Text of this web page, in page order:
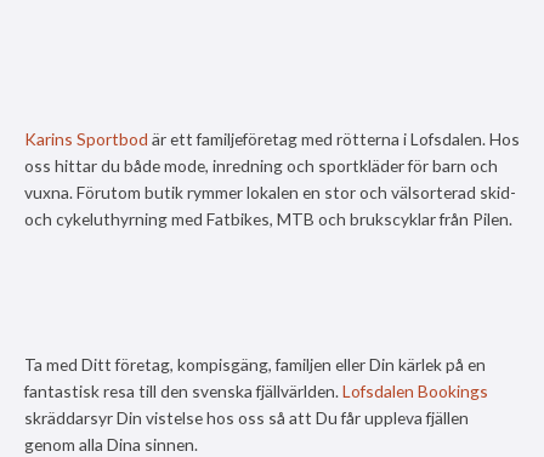
Karins Sportbod är ett familjeföretag med rötterna i Lofsdalen. Hos
oss hittar du både mode, inredning och sportkläder för barn och
vuxna. Förutom butik rymmer lokalen en stor och välsorterad skid-
och cykeluthyrning med Fatbikes, MTB och brukscyklar från Pilen.
Ta med Ditt företag, kompisgäng, familjen eller Din kärlek på en
fantastisk resa till den svenska fjällvärlden.Lofsdalen Bookings
skräddarsyr Din vistelse hos oss så att Du får uppleva fjällen
genom alla Dina sinnen.